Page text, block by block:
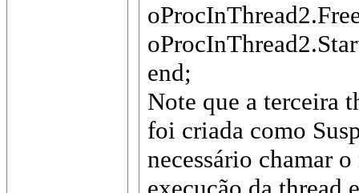
end;
Note que a terceira
foi criada como
necessário chamar